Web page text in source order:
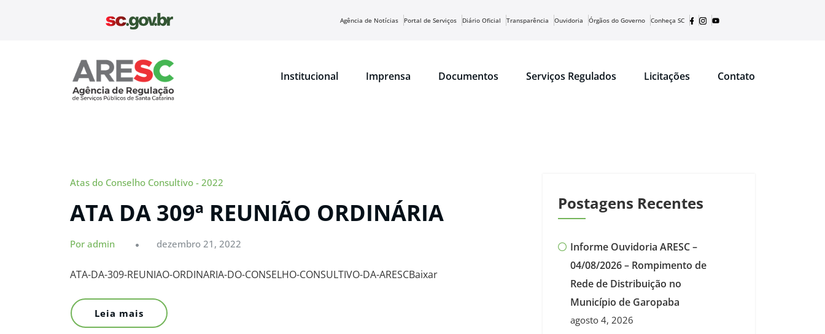
Agência de Notícias Portal de Serviços Diário Oficial Transparência Ouvidoria Órgãos do Governo Conheça SC
Institucional Imprensa Documentos Serviços Regulados Licitações Contato
Atas do Conselho Consultivo - 2022
ATA DA 309ª REUNIÃO ORDINÁRIA
Por admin dezembro 21, 2022
ATA-DA-309-REUNIAO-ORDINARIA-DO-CONSELHO-CONSULTIVO-DA-ARESCBaixar
Leia mais
Postagens Recentes
Informe Ouvidoria ARESC –
04/08/2026 – Rompimento de
Rede de Distribuição no
Município de Garopaba
agosto 4, 2026